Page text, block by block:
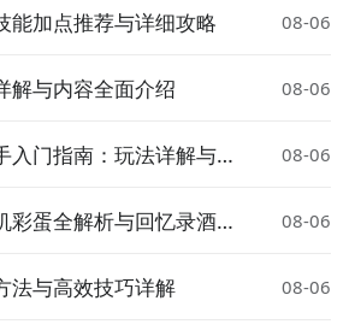
能加点推荐与详细攻略 08-06
解与内容全面介绍 08-06
入门指南：玩法详解与快
08-06
彩蛋全解析与回忆录酒馆
08-06
法与高效技巧详解 08-06